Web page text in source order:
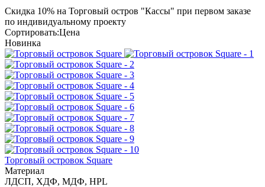
Скидка 10% на Торговый остров "Кассы" при первом заказе
по индивидуальному проекту
Сортировать:Цена
Новинка
Торговый островок Square
Материал
ЛДСП, ХДФ, МДФ, HPL